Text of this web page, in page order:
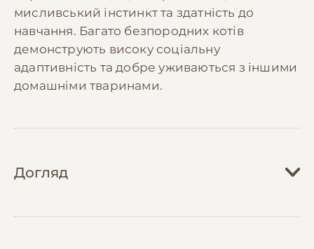
мисливський інстинкт та здатність до
навчання. Багато безпородних котів
демонструють високу соціальну
адаптивність та добре уживаються з іншими
домашніми тваринами.
Догляд